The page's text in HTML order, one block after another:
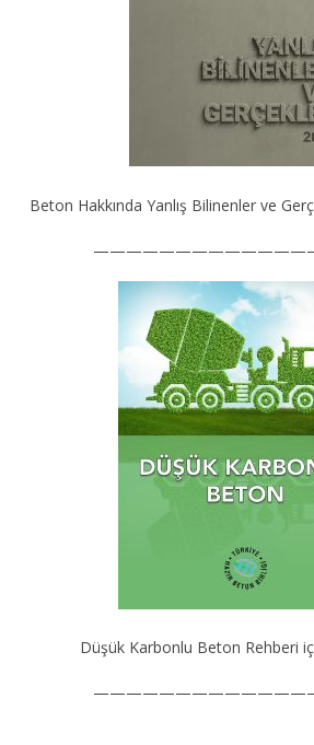
Beton Hakkında Yanlış Bilinenler ve
Düşük Karbonlu Beton Rehberi